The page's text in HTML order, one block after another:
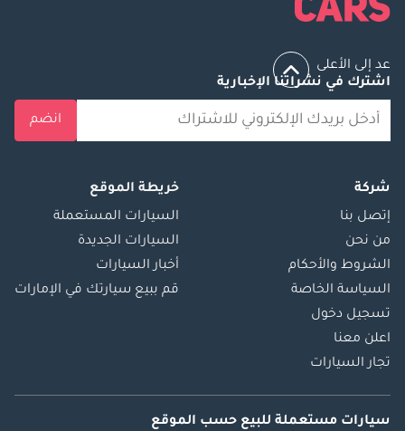
عد إلى الأعلى
اشترك في نشراتنا الإخبارية
انضم
شركة
إتصل بنا
من نحن
الشروط والأحكام
السياسة الخاصة
تسجيل دخول
اعلن معنا
تجار السيارات
خريطة الموقع
السيارات المستعملة
السيارات الجديدة
أخبار السيارات
قم ببيع سيارتك في الإمارات
سيارات مستعملة للبيع حسب الموقع